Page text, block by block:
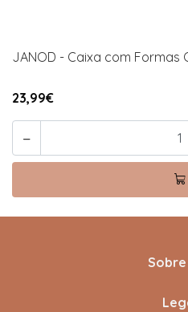
JANOD - Caixa com Formas
23,99€
-